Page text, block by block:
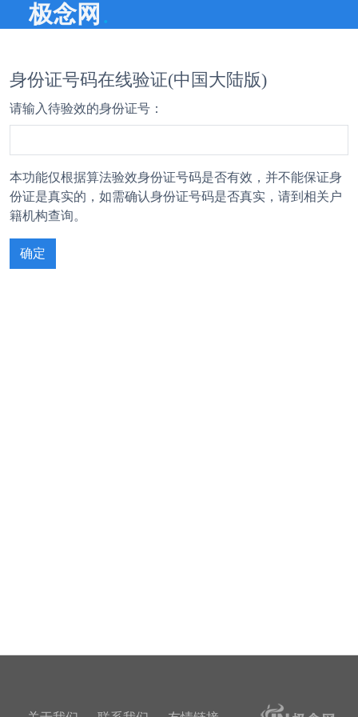
极念网 .
身份证号码在线验证(中国大陆版)
请输入待验效的身份证号：
本功能仅根据算法验效身份证号码是否有效，并不能保证身
份证是真实的，如需确认身份证号码是否真实，请到相关户
籍机构查询。
确定